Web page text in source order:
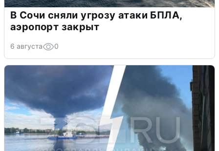
В Сочи сняли угрозу атаки БПЛА,
аэропорт закрыт
6 августа 0